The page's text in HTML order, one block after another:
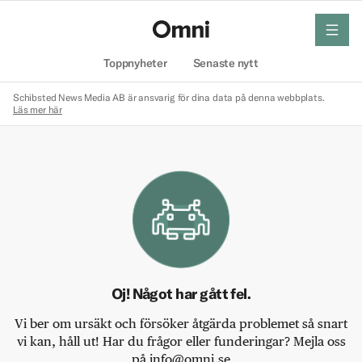
Toppnyheter Senaste nytt
meny
Schibsted News Media AB är ansvarig för dina data på denna webbplats.
Läs mer här
Oj! Något har gått fel.
Vi ber om ursäkt och försöker åtgärda problemet så snart
vi kan, håll ut! Har du frågor eller funderingar? Mejla oss